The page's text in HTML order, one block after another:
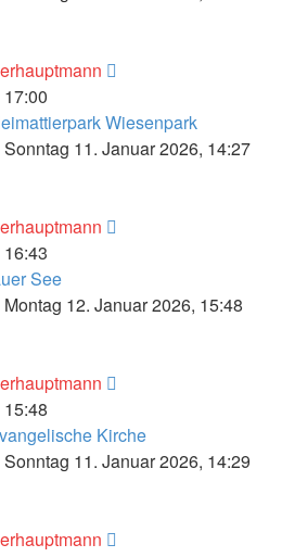
Wiesenpark
Sonntag 11. Januar 2026, 14:27
See
Montag 12. Januar 2026, 15:48
Kirche
Sonntag 11. Januar 2026, 14:29